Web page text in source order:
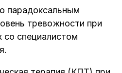
парадоксальным
тревожности при
со специалистом